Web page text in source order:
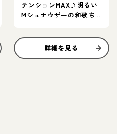
テンションMAX♪明るい
Mシュナウザーの和歌ち
詳細を見る